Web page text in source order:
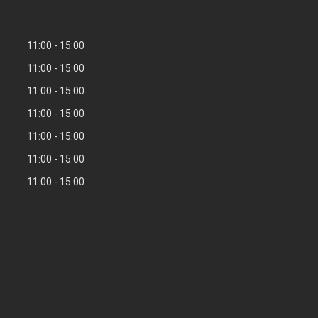
11:00
15:00
11:00
15:00
11:00
15:00
11:00
15:00
11:00
15:00
11:00
15:00
11:00
15:00